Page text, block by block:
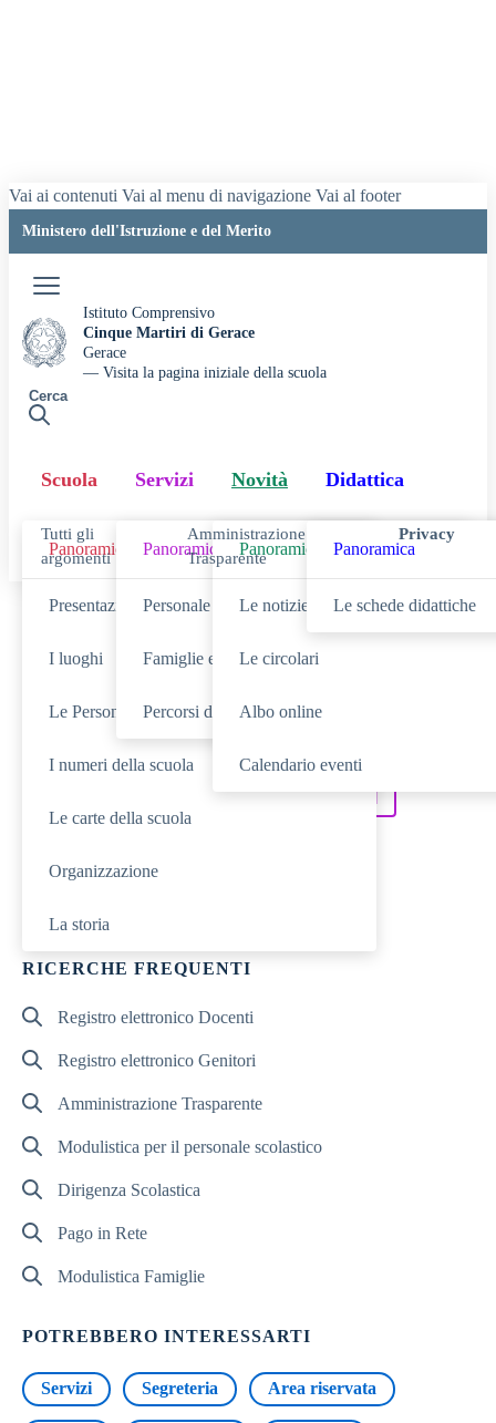
Vai ai contenuti Vai al menu di navigazione Vai al footer
Ministero dell'Istruzione e del Merito
Istituto Comprensivo
Cinque Martiri di Gerace
Gerace
— Visita la pagina iniziale della scuola
Cerca
Scuola
Panoramica
Presentazione
I luoghi
Le Persone
I numeri della scuola
Le carte della scuola
Organizzazione
La storia
Servizi
Panoramica
Personale scolastico
Famiglie e studenti
Percorsi di studio
Novità
Panoramica
Le notizie
Le circolari
Albo online
Calendario eventi
Didattica
Panoramica
Le schede didattiche
Tutti gli
argomenti
Amministrazione
Trasparente
Privacy
Cerca
SERVIZI
RICERCHE FREQUENTI
Registro elettronico Docenti
Registro elettronico Genitori
Amministrazione Trasparente
Modulistica per il personale scolastico
Dirigenza Scolastica
Pago in Rete
Modulistica Famiglie
POTREBBERO INTERESSARTI
Servizi Segreteria Area riservata